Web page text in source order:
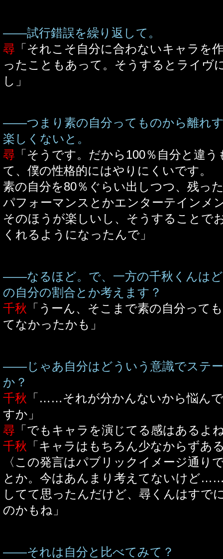
――試行錯誤を繰り返して。
尋 「それこそ自分に合わないキャラを
ったこともあって。そうするとライヴ
し」
――つまり素の自分ってものから離れ
楽しくないと。
尋 「そうです。だから100％自分と違
て、僕の性格的にはやりにくいです。
素の自分を80％ぐらい出しつつ、残っ
パフォーマンスとかエンターテインメ
そのほうが楽しいし、そうすることで
くれるようになったんで」
――なるほど。で、一方の千秋くんは
の自分の割合とか考えます？
千秋 「うーん、そこまで素の自分って
てなかったかも」
――じゃあ自分はどういう意識でステ
か？
千秋 「……それが分かんないから悩ん
すか」
尋 「でもキャラを演じてる感はあるよ
千秋 「キャラはもちろん少なからずあ
〈この発言はパブリックイメージ通り
とか。今はあんまり考えてないけど
してて思ったんだけど、尋くんはすで
のかもね」
――それは自分と比べてみて？